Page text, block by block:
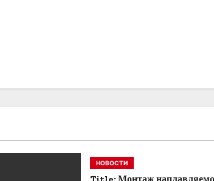
НОВОСТИ